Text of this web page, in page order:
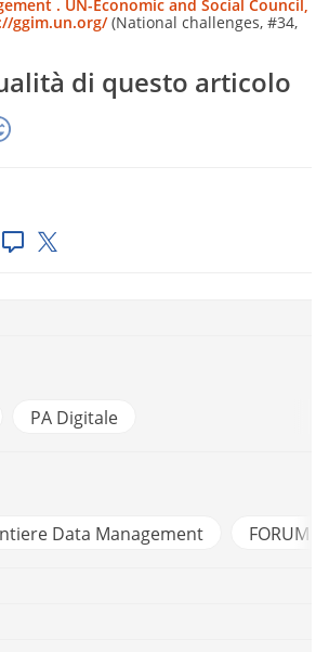
. UN-Economic and Social Council,
ggim.un.org/ (National challenges, #34,
di questo articolo
PA Digitale
Data Management FORUM PA